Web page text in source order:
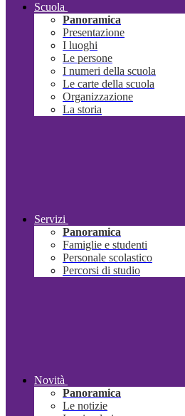
Scuola
Panoramica
Presentazione
I luoghi
Le persone
I numeri della scuola
Le carte della scuola
Organizzazione
La storia
Servizi
Panoramica
Famiglie e studenti
Personale scolastico
Percorsi di studio
Novità
Panoramica
Le notizie